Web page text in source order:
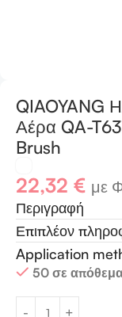
QIAOYANG
Αέρα QA-
Brush
22,32 € με
Περιγραφή
Επιπλέον
Application
50 σε